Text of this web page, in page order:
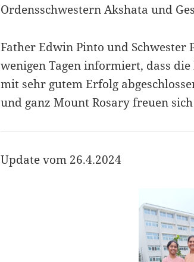
Ordensschwestern Akshata und
Father Edwin Pinto und Schwester
wenigen Tagen informiert, dass
mit sehr gutem Erfolg
und ganz Mount Rosary freuen
Update vom 26.4.2024